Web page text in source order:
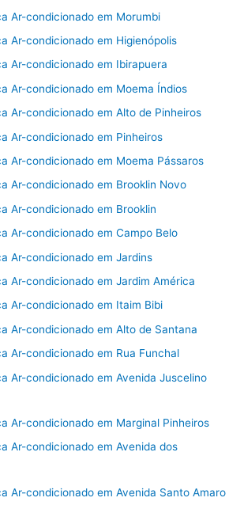
Ar-condicionado em Morumbi
Ar-condicionado em Higienópolis
Ar-condicionado em Ibirapuera
Ar-condicionado em Moema Índios
Ar-condicionado em Alto de Pinheiros
Ar-condicionado em Pinheiros
Ar-condicionado em Moema Pássaros
Ar-condicionado em Brooklin Novo
Ar-condicionado em Brooklin
Ar-condicionado em Campo Belo
Ar-condicionado em Jardins
Ar-condicionado em Jardim América
Ar-condicionado em Itaim Bibi
Ar-condicionado em Alto de Santana
Ar-condicionado em Rua Funchal
Ar-condicionado em Avenida Juscelino
Ar-condicionado em Marginal Pinheiros
Ar-condicionado em Avenida dos
Ar-condicionado em Avenida Santo Amaro